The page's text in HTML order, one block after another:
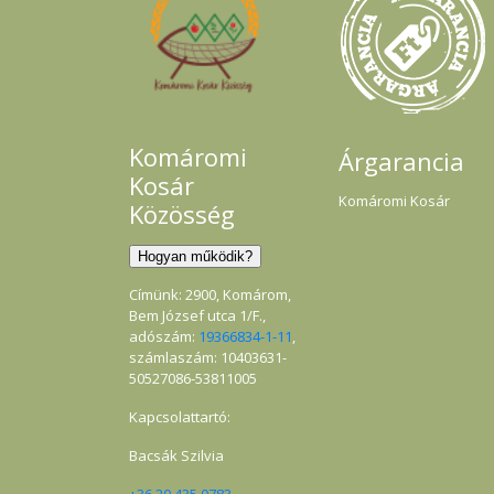
–
Komáromi
Kosár
Közösség
Címünk: 2900, Komárom,
Bem József utca 1/F.,
adószám: 19366834-1-11,
számlaszám: 10403631-
50527086-53811005
Kapcsolattartó:
Bacsák Szilvia
Árgarancia
Komáromi Kosár